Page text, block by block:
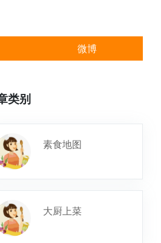
微博
类别
素食地图
大厨上菜